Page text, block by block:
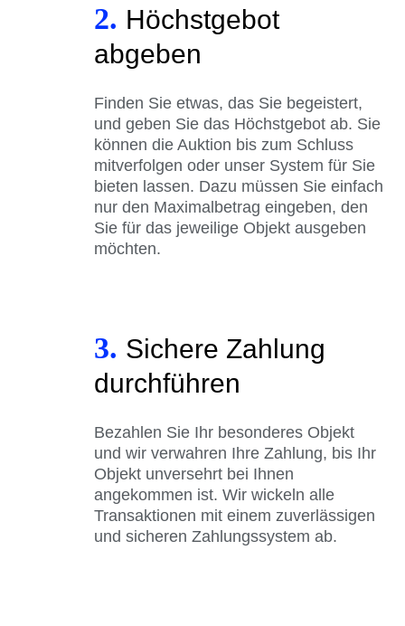
2. Höchstgebot
abgeben
Finden Sie etwas, das Sie begeistert,
und geben Sie das Höchstgebot ab. Sie
können die Auktion bis zum Schluss
mitverfolgen oder unser System für Sie
bieten lassen. Dazu müssen Sie einfach
nur den Maximalbetrag eingeben, den
Sie für das jeweilige Objekt ausgeben
möchten.
3. Sichere Zahlung
durchführen
Bezahlen Sie Ihr besonderes Objekt
und wir verwahren Ihre Zahlung, bis Ihr
Objekt unversehrt bei Ihnen
angekommen ist. Wir wickeln alle
Transaktionen mit einem zuverlässigen
und sicheren Zahlungssystem ab.